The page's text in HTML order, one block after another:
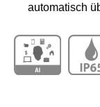
automatisch